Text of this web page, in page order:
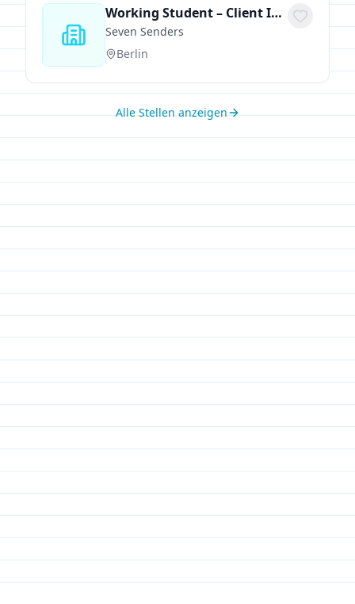
Working Student – Client Implementation (f/m/X)
Seven Senders
Berlin
Alle Stellen anzeigen